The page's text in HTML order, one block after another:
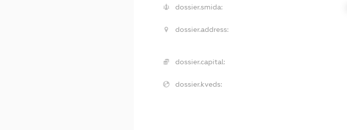
dossier.smida:
dossier.address:
dossier.capital:
dossier.kveds: